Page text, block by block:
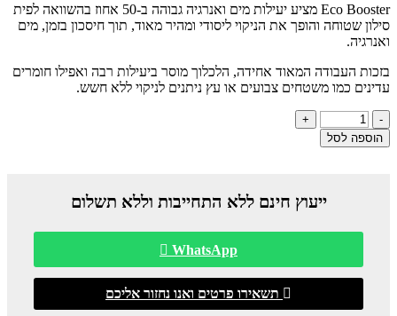
Eco Booster מציע יעילות מים ואנרגיה גבוהה ב-50 אחוז בהשוואה לפית
סילון שטוחה והופך את הניקוי ליסודי ומהיר מאוד, תוך חיסכון בזמן, מים
ואנרגיה.
בזכות העבודה המאוד אחידה, הלכלוך מוסר ביעילות רבה ואפילו חומרים
עדינים כמו משטחים צבועים או עץ ניתנים לניקוי ללא חשש.
הוספה לסל
ייעוץ חינם ללא התחייבות וללא תשלום
WhatsApp
תשאירו פרטים ואנו נחזור אליכם